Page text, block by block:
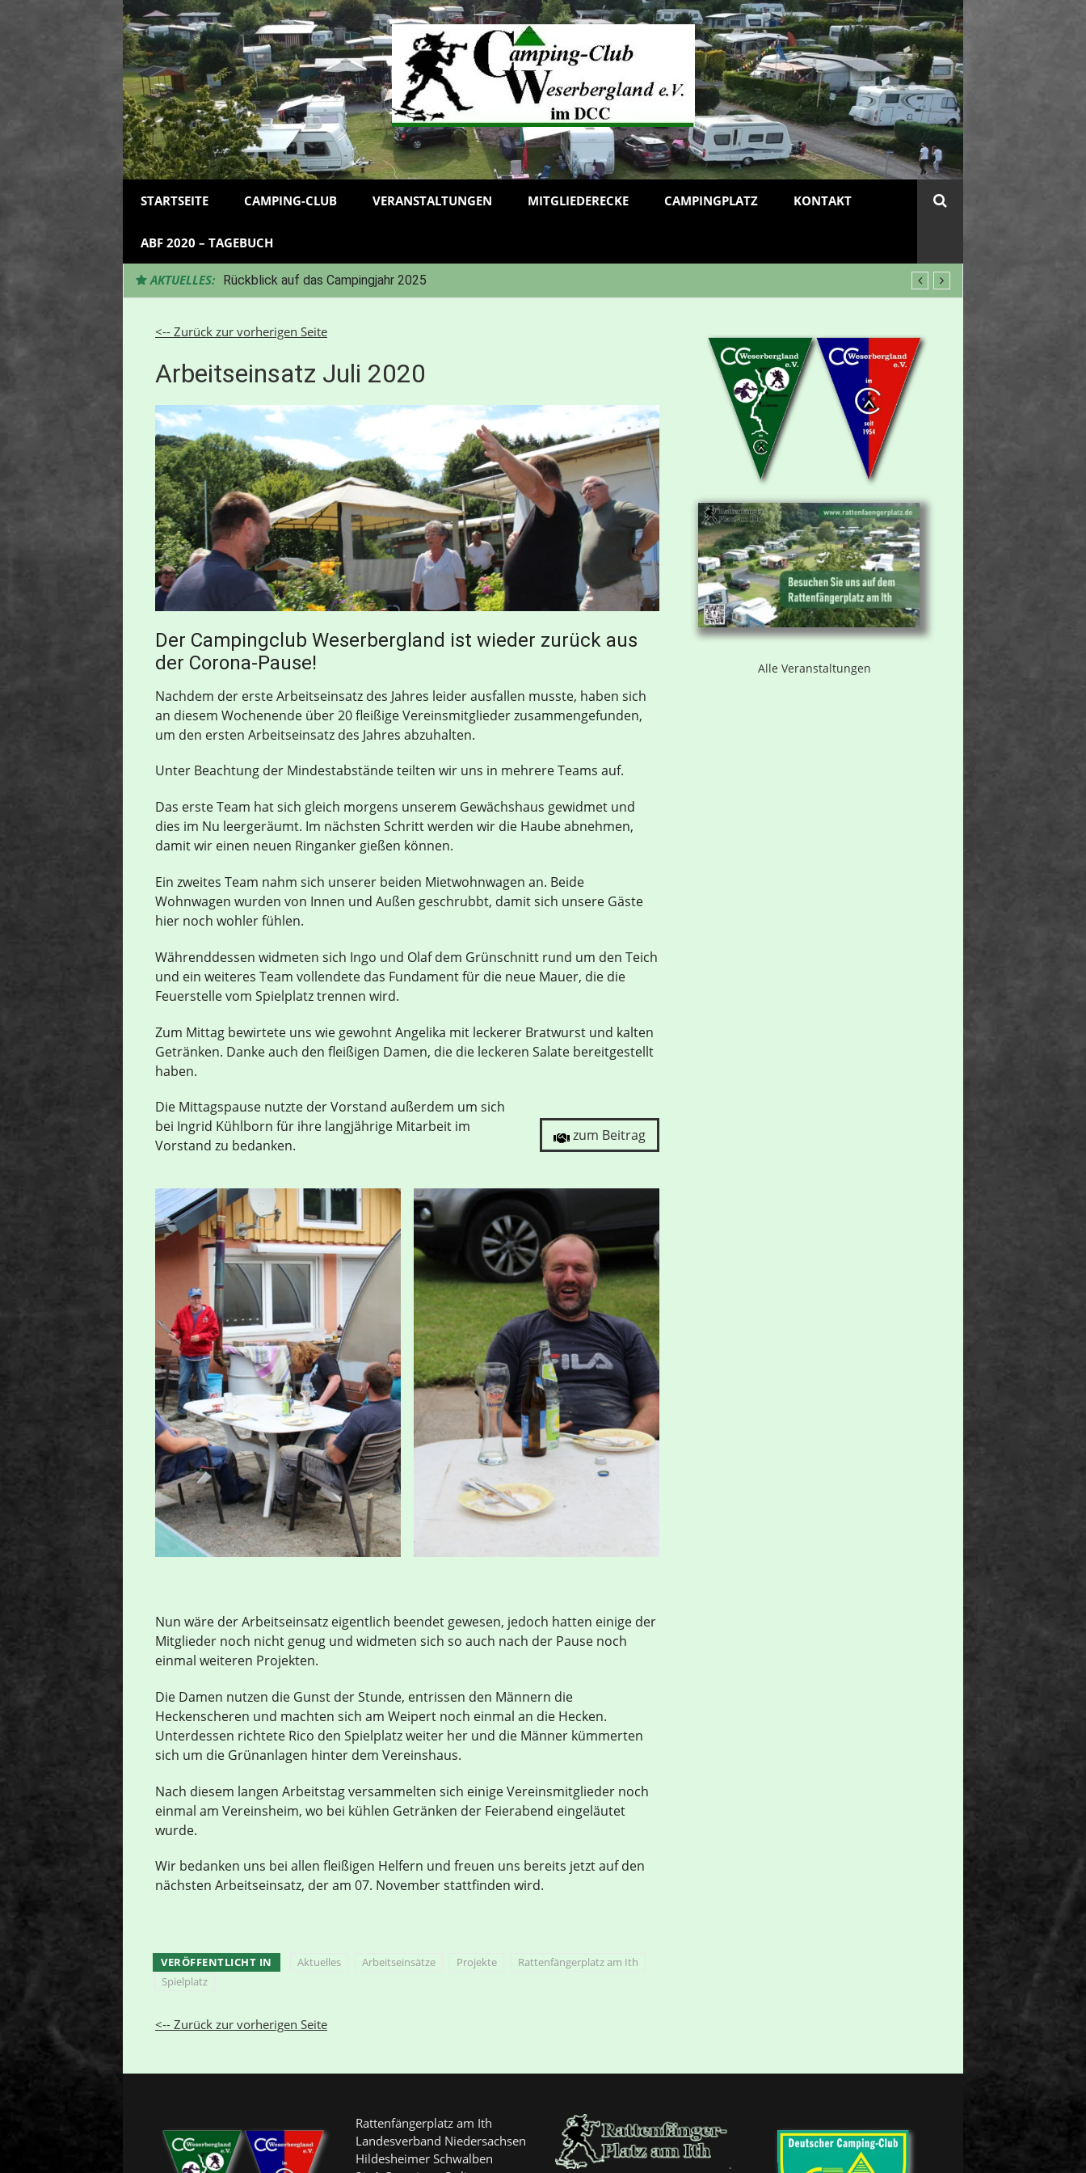
STARTSEITE CAMPING-CLUB VERANSTALTUNGEN MITGLIEDERECKE CAMPINGPLATZ KONTAKT
ABF 2020 – TAGEBUCH
AKTUELLES: Rückblick auf das Campingjahr 2025
<-- Zurück zur vorherigen Seite
Arbeitseinsatz Juli 2020
Der Campingclub Weserbergland ist wieder zurück aus
der Corona-Pause!
Nachdem der erste Arbeitseinsatz des Jahres leider ausfallen musste, haben sich
an diesem Wochenende über 20 fleißige Vereinsmitglieder zusammengefunden,
um den ersten Arbeitseinsatz des Jahres abzuhalten.
Unter Beachtung der Mindestabstände teilten wir uns in mehrere Teams auf.
Das erste Team hat sich gleich morgens unserem Gewächshaus gewidmet und
dies im Nu leergeräumt. Im nächsten Schritt werden wir die Haube abnehmen,
damit wir einen neuen Ringanker gießen können.
Ein zweites Team nahm sich unserer beiden Mietwohnwagen an. Beide
Wohnwagen wurden von Innen und Außen geschrubbt, damit sich unsere Gäste
hier noch wohler fühlen.
Währenddessen widmeten sich Ingo und Olaf dem Grünschnitt rund um den Teich
und ein weiteres Team vollendete das Fundament für die neue Mauer, die die
Feuerstelle vom Spielplatz trennen wird.
Zum Mittag bewirtete uns wie gewohnt Angelika mit leckerer Bratwurst und kalten
Getränken. Danke auch den fleißigen Damen, die die leckeren Salate bereitgestellt
haben.
Die Mittagspause nutzte der Vorstand außerdem um sich
bei Ingrid Kühlborn für ihre langjährige Mitarbeit im
Vorstand zu bedanken.
zum Beitrag
Nun wäre der Arbeitseinsatz eigentlich beendet gewesen, jedoch hatten einige der
Mitglieder noch nicht genug und widmeten sich so auch nach der Pause noch
einmal weiteren Projekten.
Die Damen nutzen die Gunst der Stunde, entrissen den Männern die
Heckenscheren und machten sich am Weipert noch einmal an die Hecken.
Unterdessen richtete Rico den Spielplatz weiter her und die Männer kümmerten
sich um die Grünanlagen hinter dem Vereinshaus.
Nach diesem langen Arbeitstag versammelten sich einige Vereinsmitglieder noch
einmal am Vereinsheim, wo bei kühlen Getränken der Feierabend eingeläutet
wurde.
Wir bedanken uns bei allen fleißigen Helfern und freuen uns bereits jetzt auf den
nächsten Arbeitseinsatz, der am 07. November stattfinden wird.
VERÖFFENTLICHT IN Aktuelles Arbeitseinsätze Projekte
Rattenfängerplatz am Ith
Spielplatz
<-- Zurück zur vorherigen Seite
Alle Veranstaltungen
Rattenfängerplatz am Ith
Landesverband Niedersachsen
Hildesheimer Schwalben